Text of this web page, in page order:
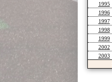
1995
1996
1997
1998
1999
2002
2003